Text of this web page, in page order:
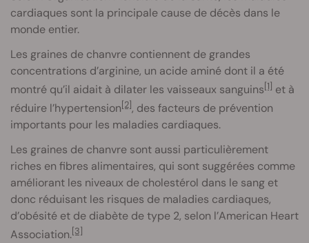
cardiaques sont la principale cause de décès dans le
monde entier.
Les graines de chanvre contiennent de grandes
concentrations d’arginine, un acide aminé dont il a été
montré qu’il aidait à dilater les vaisseaux sanguins[1] et à
réduire l’hypertension[2], des facteurs de prévention
importants pour les maladies cardiaques.
Les graines de chanvre sont aussi particulièrement
riches en fibres alimentaires, qui sont suggérées comme
améliorant les niveaux de cholestérol dans le sang et
donc réduisant les risques de maladies cardiaques,
d’obésité et de diabète de type 2, selon l’American Heart
Association.[3]